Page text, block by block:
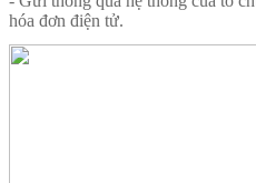
hóa đơn điện tử.